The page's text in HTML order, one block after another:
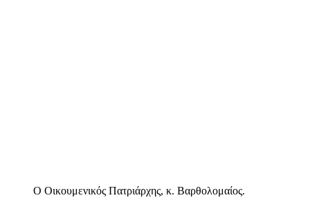
Ο Οικουμενικός Πατριάρχης, κ. Βαρθολομαίος.